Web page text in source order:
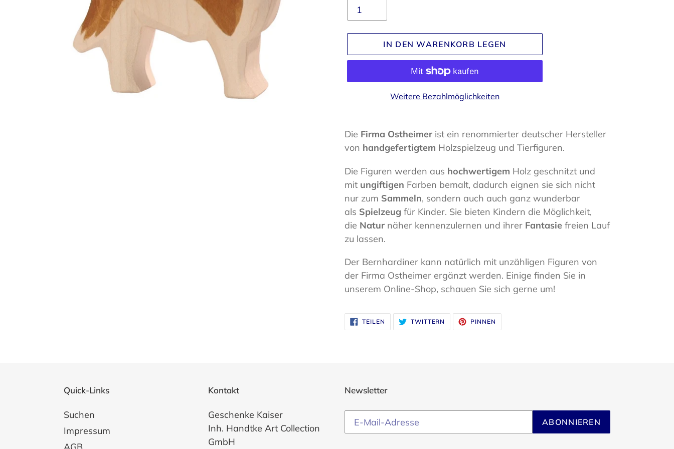
IN DEN WARENKORB LEGEN
Weitere Bezahlmöglichkeiten
wird
zum
hinzugefügt
Die Firma Ostheimer ist ein renommierter deutscher Hersteller
von handgefertigtem Holzspielzeug und Tierfiguren.
Die Figuren werden aus hochwertigem Holz geschnitzt und
mit ungiftigen Farben bemalt, dadurch eignen sie sich nicht
nur zum Sammeln, sondern auch auch ganz wunderbar
als Spielzeug für Kinder. Sie bieten Kindern die Möglichkeit,
die Natur näher kennenzulernen und ihrer Fantasie freien Lauf
zu lassen.
Der Bernhardiner kann natürlich mit unzähligen Figuren von
der Firma Ostheimer ergänzt werden. Einige finden Sie in
unserem Online-Shop, schauen Sie sich gerne um!
TEILEN
FACEBOOK
TEILEN
TWITTERN AUF
TWITTER
TWITTERN
PINNEN
PINNEN
Quick-Links
Suchen
Impressum
Kontakt
Geschenke Kaiser
Inh. Handtke Art Collection
GmbH
Newsletter
ABONNIEREN